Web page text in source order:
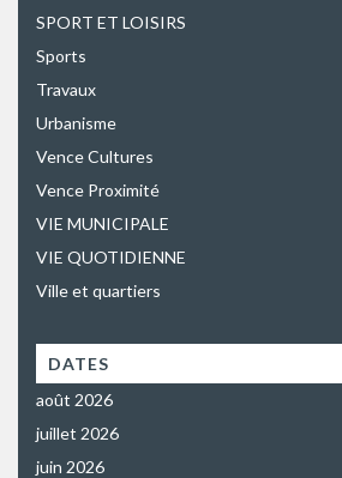
SPORT ET LOISIRS
Sports
Travaux
Urbanisme
Vence Cultures
Vence Proximité
VIE MUNICIPALE
VIE QUOTIDIENNE
Ville et quartiers
DATES
août 2026
juillet 2026
juin 2026